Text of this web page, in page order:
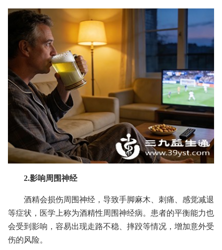
2.影响周围神经
酒精会损伤周围神经，导致手脚麻木、刺痛、感觉减退
等症状，医学上称为酒精性周围神经病。患者的平衡能力也
会受到影响，容易出现走路不稳、摔跤等情况，增加意外受
伤的风险。